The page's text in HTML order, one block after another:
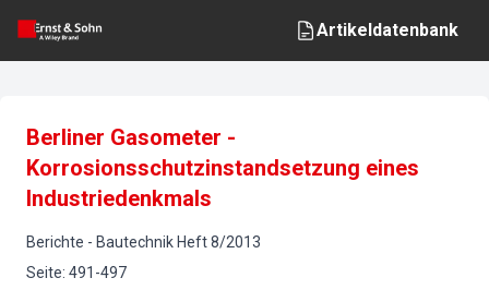
Artikeldatenbank
Berliner Gasometer -
Korrosionsschutzinstandsetzung eines
Industriedenkmals
Berichte - Bautechnik Heft8/2013
Seite: 491-497